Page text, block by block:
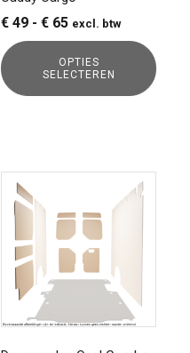
€ 49 - € 65Prijsklasse:
€ 49
tot
excl. btw
OPTIES
SELECTEREN
op
de
productpagina
product
meerdere
variaties.
Deze
kan